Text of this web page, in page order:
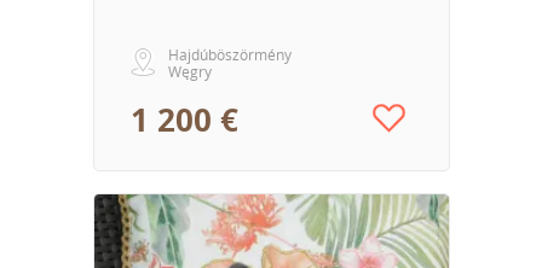
Hajdúböszörmény
Węgry
1 200 €